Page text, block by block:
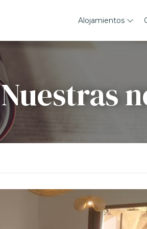
Alojamientos
Nuestras